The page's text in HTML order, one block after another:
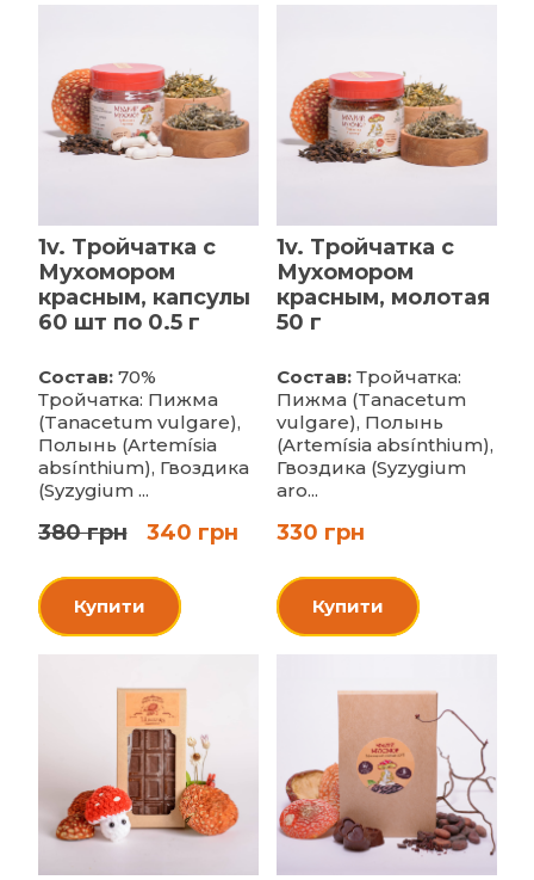
1v. Тройчатка с
Мухомором
красным, капсулы
60 шт по 0.5 г
Состав:70%
Тройчатка: Пижма
(Tanacetum vulgare),
Полынь (Artemísia
absínthium), Гвоздика
(Syzygium ...
380 грн 340 грн
Купити
1v. Тройчатка с
Мухомором
красным, молотая
50 г
Состав: Тройчатка:
Пижма (Tanacetum
vulgare), Полынь
(Artemísia absínthium),
Гвоздика (Syzygium
aro...
330 грн
Купити